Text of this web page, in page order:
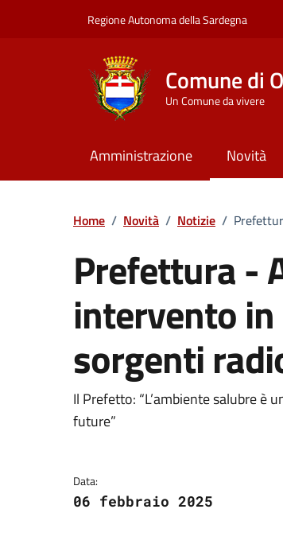
Regione Autonoma della Sardegna
Comune di
Un Comune da vivere
Amministrazione Novità
Home / Novità / Notizie /
Prefettura -
intervento
sorgenti
Dettagli della
Il Prefetto: “L’ambiente salubre è
future”
Data:
06 febbraio 2025